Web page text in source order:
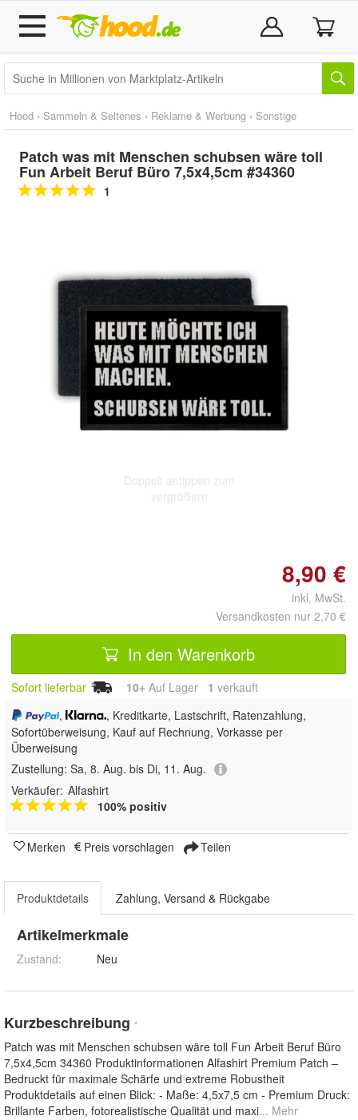
Hood › Sammeln & Seltenes › Reklame & Werbung › Sonstige
Patch was mit Menschen schubsen wäre toll
Fun Arbeit Beruf Büro 7,5x4,5cm #34360
1
Doppelt antippen zum
vergrößern
8,90 €
inkl. MwSt.
Versandkosten nur 2,70 €
In den Warenkorb
Sofort lieferbar 10+ Auf Lager 1 verkauft
,
, Kreditkarte, Lastschrift, Ratenzahlung,
Sofortüberweisung, Kauf auf Rechnung, Vorkasse per
Überweisung
Zustellung: Sa, 8. Aug. bis Di, 11. Aug.
Verkäufer: Alfashirt
100% positiv
Merken Preis vorschlagen Teilen
Produktdetails Zahlung, Versand & Rückgabe
Artikelmerkmale
Zustand: Neu
Kurzbeschreibung *
Patch was mit Menschen schubsen wäre toll Fun Arbeit Beruf Büro
7,5x4,5cm 34360 Produktinformationen Alfashirt Premium Patch –
Bedruckt für maximale Schärfe und extreme Robustheit
Produktdetails auf einen Blick: - Maße: 4,5x7,5 cm - Premium Druck:
Brillante Farben, fotorealistische Qualität und maxi... Mehr